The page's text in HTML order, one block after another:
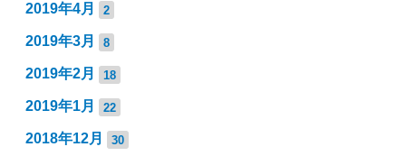
2019年4月 2
2019年3月 8
2019年2月 18
2019年1月 22
2018年12月 30